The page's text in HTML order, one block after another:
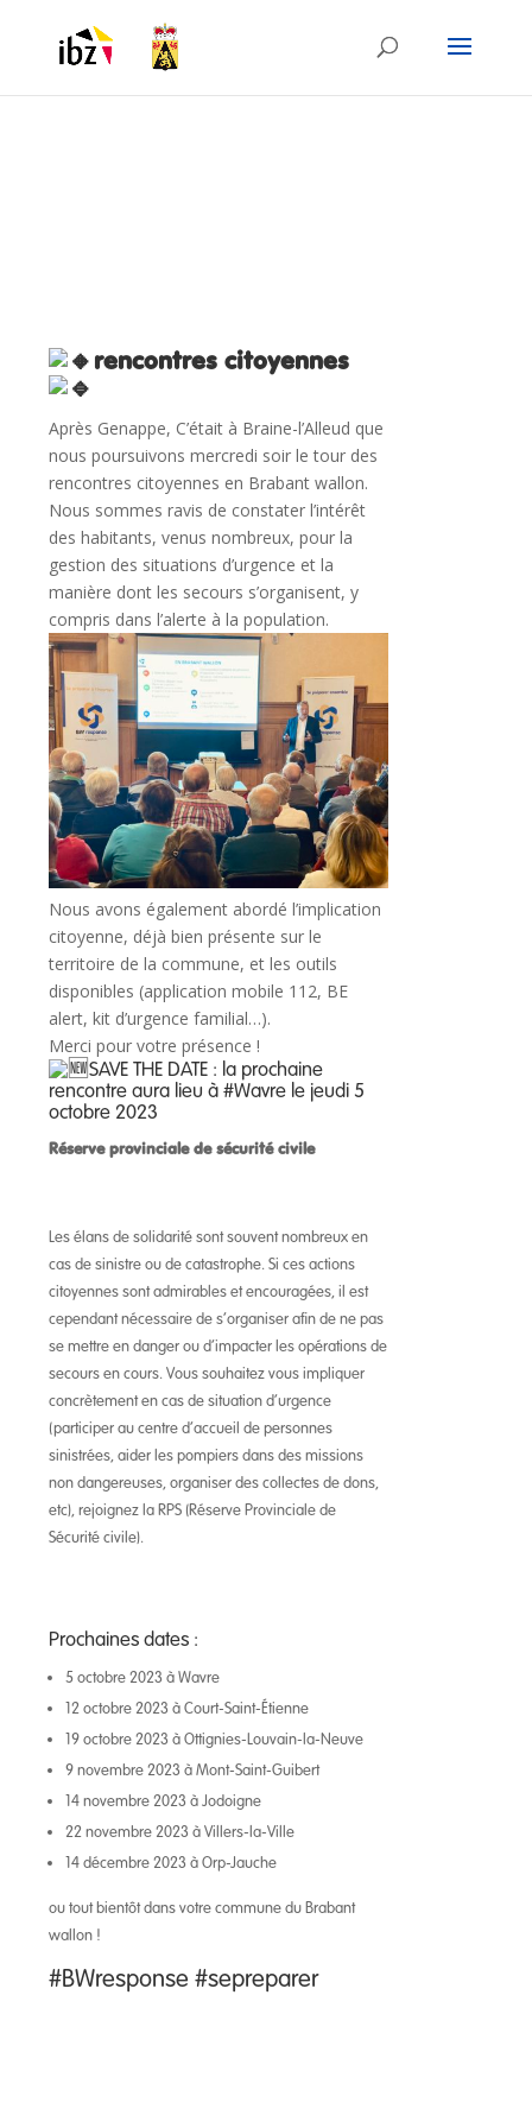
rencontres citoyennes
Après Genappe, C’était à Braine-l’Alleud que
nous poursuivons mercredi soir le tour des
rencontres citoyennes en Brabant wallon.
Nous sommes ravis de constater l’intérêt
des habitants, venus nombreux, pour la
gestion des situations d’urgence et la
manière dont les secours s’organisent, y
compris dans l’alerte à la population.
Nous avons également abordé l’implication
citoyenne, déjà bien présente sur le
territoire de la commune, et les outils
disponibles (application mobile 112, BE
alert, kit d’urgence familial…).
Merci pour votre présence !
SAVE THE DATE : la prochaine
rencontre aura lieu à#Wavrele jeudi 5
octobre 2023
Réserve provinciale de sécurité civile
Les élans de solidarité sont souvent nombreux en
cas de sinistre ou de catastrophe. Si ces actions
citoyennes sont admirables et encouragées, il est
cependant nécessaire de s’organiser afin de ne pas
se mettre en danger ou d’impacter les opérations de
secours en cours. Vous souhaitez vous impliquer
concrètement en cas de situation d’urgence
(participer au centre d’accueil de personnes
sinistrées, aider les pompiers dans des missions
non dangereuses, organiser des collectes de dons,
etc), rejoignez la RPS (Réserve Provinciale de
Sécurité civile).
Prochaines dates :
5 octobre 2023 à Wavre
12 octobre 2023 à Court-Saint-Étienne
19 octobre 2023 à Ottignies-Louvain-la-Neuve
9 novembre 2023 à Mont-Saint-Guibert
14 novembre 2023 à Jodoigne
22 novembre 2023 à Villers-la-Ville
14 décembre 2023 à Orp-Jauche
ou tout bientôt dans votre commune du Brabant
wallon !
#BWresponse #sepreparer